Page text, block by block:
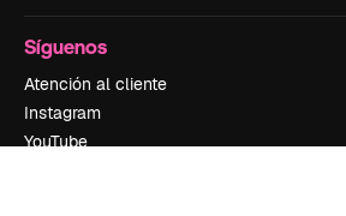
Síguenos
Atención al cliente
Instagram
YouTube